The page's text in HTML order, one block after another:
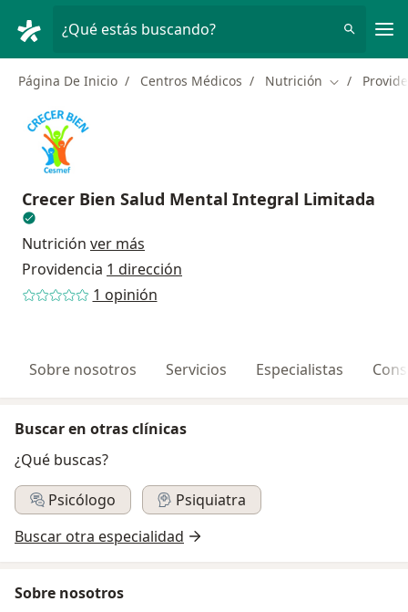
¿Qué estás buscando?
Página De Inicio Centros Médicos Nutrición Cambiar de
Crecer Bien Salud Mental Integral Limitada
Nutrición ver más
Providencia 1 dirección
1 opinión
Sobre nosotros Servicios Especialistas
Buscar en otras clínicas
¿Qué buscas?
Psicólogo
Psiquiatra
Buscar otra especialidad
Sobre nosotros